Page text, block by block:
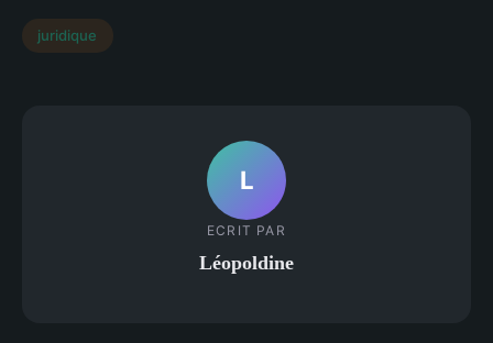
juridique
L
ECRIT PAR
Léopoldine